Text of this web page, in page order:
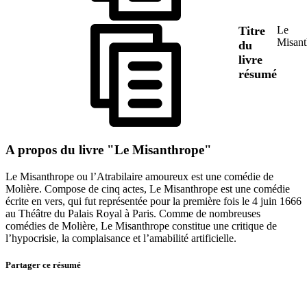
Titre
du
livre
résumé
Le
A propos du livre "Le Misanthrope"
Le Misanthrope ou l’Atrabilaire amoureux est une comédie de
Molière. Compose de cinq actes, Le Misanthrope est une comédie
écrite en vers, qui fut représentée pour la première fois le 4 juin 1666
au Théâtre du Palais Royal à Paris. Comme de nombreuses
comédies de Molière, Le Misanthrope constitue une critique de
l’hypocrisie, la complaisance et l’amabilité artificielle.
Partager ce résumé